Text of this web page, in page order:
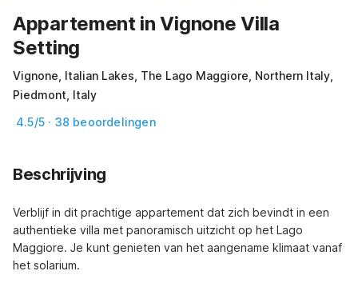
Appartement in Vignone Villa
Setting
Vignone, Italian Lakes, The Lago Maggiore, Northern Italy,
Piedmont, Italy
4.5/5 · 38 beoordelingen
Beschrijving
Verblijf in dit prachtige appartement dat zich bevindt in een
authentieke villa met panoramisch uitzicht op het Lago
Maggiore. Je kunt genieten van het aangename klimaat vanaf
het solarium.